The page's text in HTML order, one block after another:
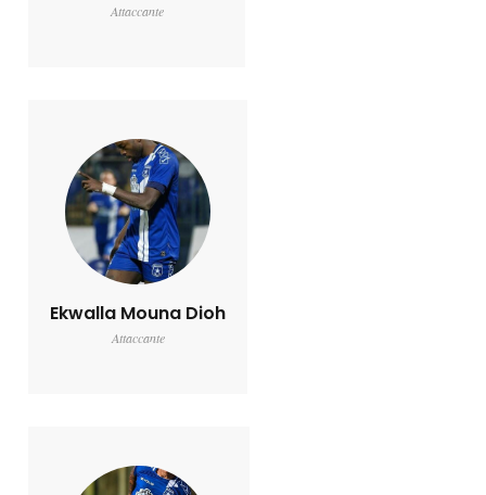
Attaccante
Ekwalla Mouna Dioh
Attaccante